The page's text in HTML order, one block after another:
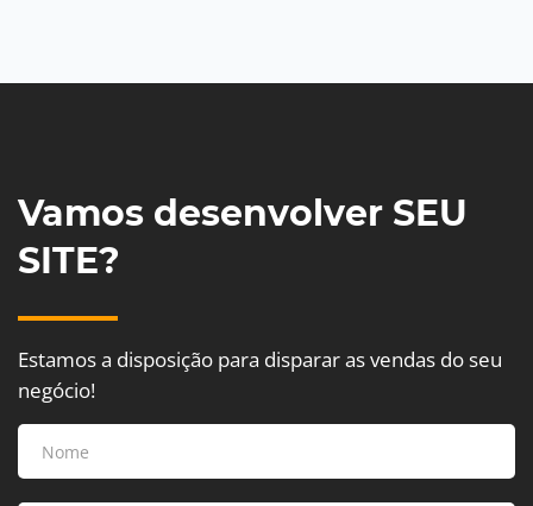
Vamos desenvolver SEU
SITE?
Estamos a disposição para disparar as vendas do seu
negócio!